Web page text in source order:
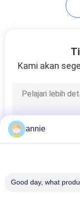
Kami akan
annie
Good day, what